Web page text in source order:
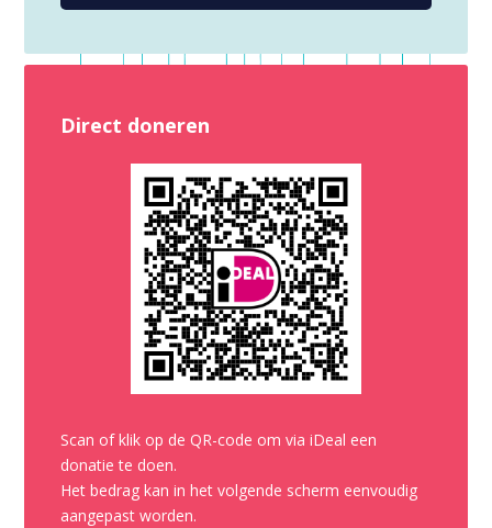
Direct doneren
Scan of klik op de QR-code om via iDeal een
donatie te doen.
Het bedrag kan in het volgende scherm eenvoudig
aangepast worden.